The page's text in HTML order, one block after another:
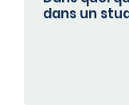
dans un